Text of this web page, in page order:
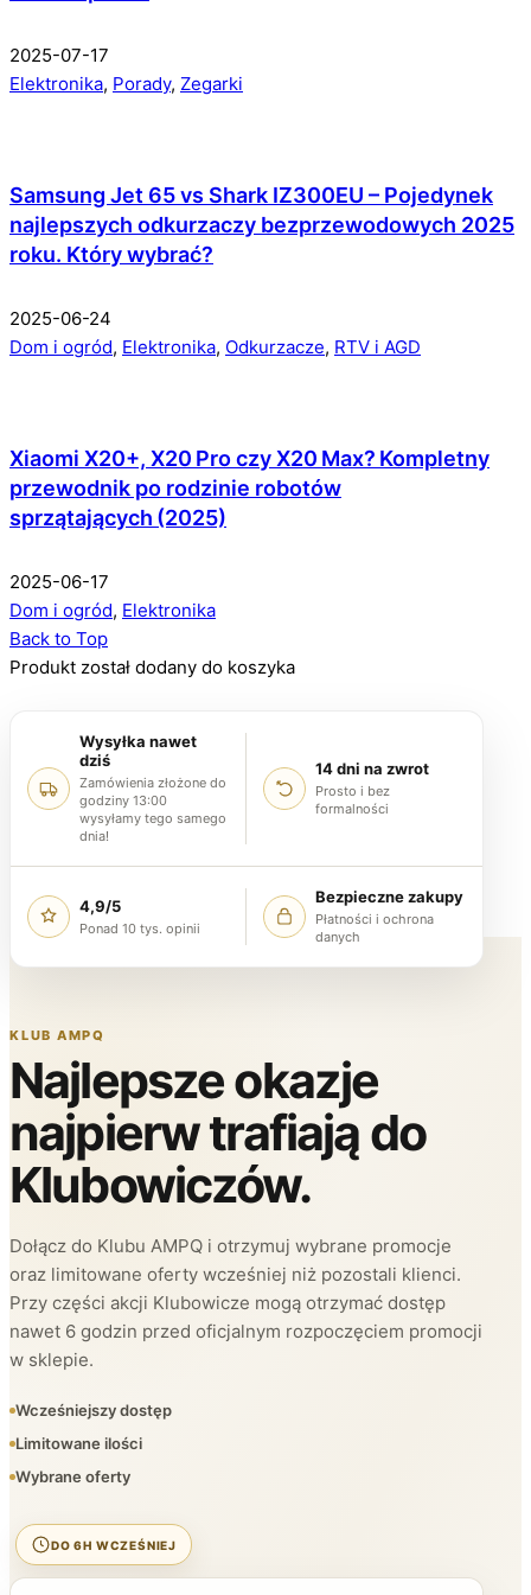
2025-07-17
Elektronika, Porady, Zegarki
Samsung Jet 65 vs Shark IZ300EU – Pojedynek
najlepszych odkurzaczy bezprzewodowych 2025
roku. Który wybrać?
2025-06-24
Dom i ogród, Elektronika, Odkurzacze, RTV i AGD
Xiaomi X20+, X20 Pro czy X20 Max? Kompletny
przewodnik po rodzinie robotów
sprzątających (2025)
2025-06-17
Dom i ogród, Elektronika
Back to Top
Produkt został dodany do koszyka
Wysyłka nawet
dziś
Zamówienia złożone do
godziny 13:00
wysyłamy tego samego
dnia!
14 dni na zwrot
Prosto i bez
formalności
4,9/5
Ponad 10 tys. opinii
Bezpieczne zakupy
Płatności i ochrona
danych
KLUB AMPQ
Najlepsze okazje
najpierw trafiają do
Klubowiczów.
Dołącz do Klubu AMPQ i otrzymuj wybrane promocje
oraz limitowane oferty wcześniej niż pozostali klienci.
Przy części akcji Klubowicze mogą otrzymać dostęp
nawet 6 godzin przed oficjalnym rozpoczęciem promocji
w sklepie.
Wcześniejszy dostęp
Limitowane ilości
Wybrane oferty
DO 6H WCZEŚNIEJ